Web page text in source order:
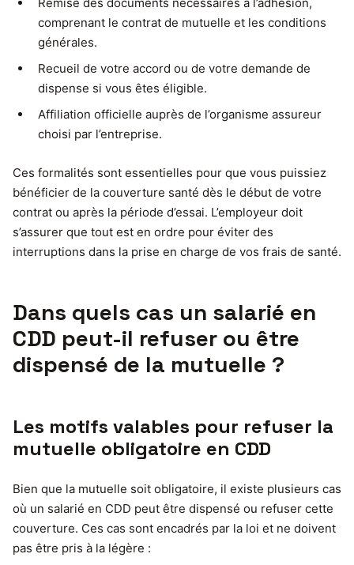
comprenant le contrat de mutuelle et les conditions
générales.
Recueil de votre accord ou de votre demande de
dispense si vous êtes éligible.
Affiliation officielle auprès de l’organisme assureur
choisi par l’entreprise.
Ces formalités sont essentielles pour que vous puissiez
bénéficier de la couverture santé dès le début de votre
contrat ou après la période d’essai. L’employeur doit
s’assurer que tout est en ordre pour éviter des
interruptions dans la prise en charge de vos frais de santé.
Dans quels cas un salarié en
CDD peut-il refuser ou être
dispensé de la mutuelle ?
Les motifs valables pour refuser la
mutuelle obligatoire en CDD
Bien que la mutuelle soit obligatoire, il existe plusieurs cas
où un salarié en CDD peut être dispensé ou refuser cette
couverture. Ces cas sont encadrés par la loi et ne doivent
pas être pris à la légère :